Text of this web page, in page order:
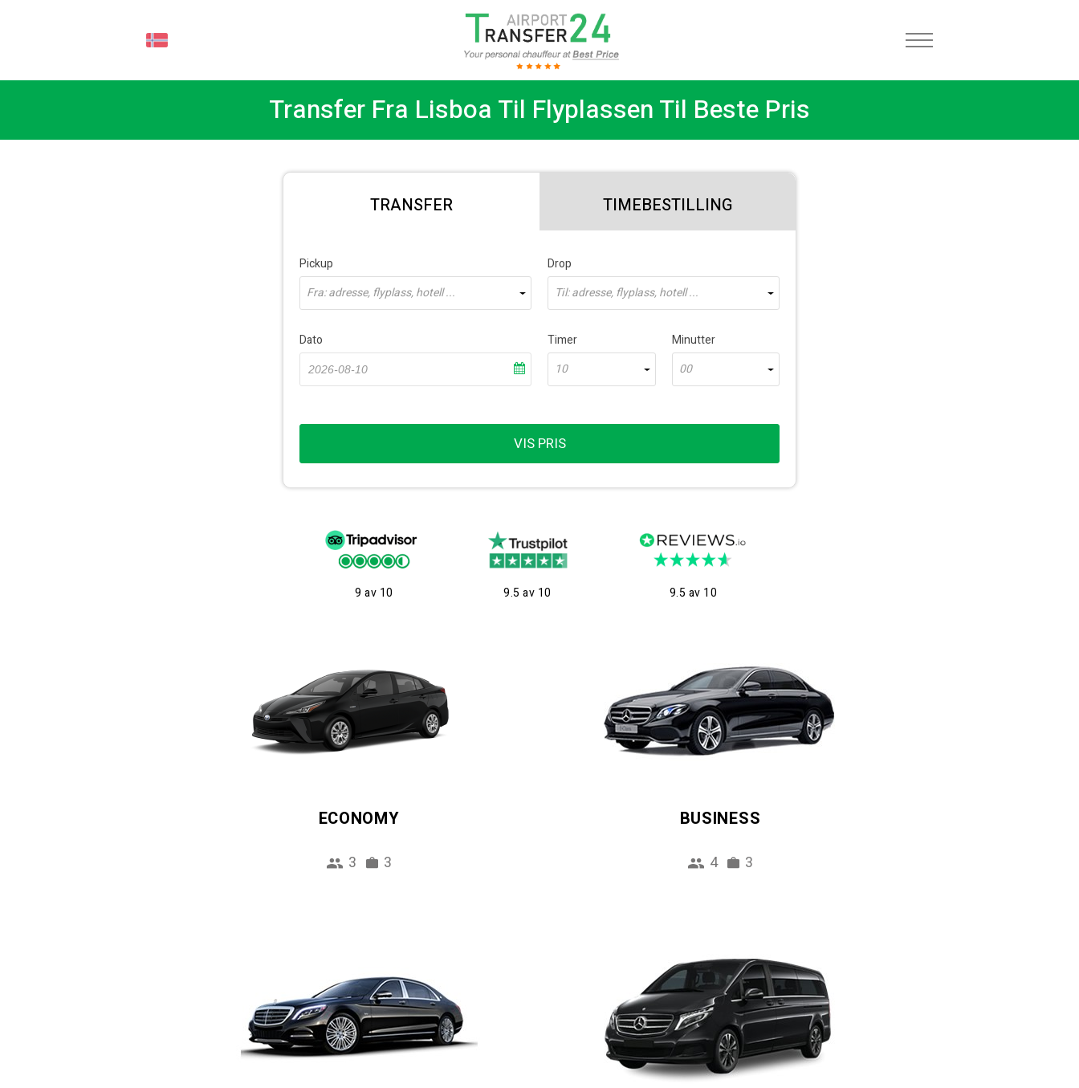
Transfer Fra Lisboa Til Flyplassen Til Beste Pris
TRANSFER TIMEBESTILLING
Pickup
Fra: adresse, flyplass, hotell ...
Drop
Til: adresse, flyplass, hotell ...
Dato
Timer
10
Minutter
00
VIS PRIS
9 av 10 9.5 av 10 9.5 av 10
ECONOMY
3 3
BUSINESS
4 3